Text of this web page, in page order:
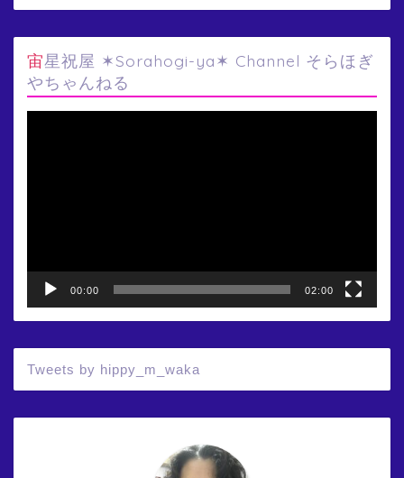
宙星祝屋 ✶Sorahogi-ya✶ Channel そらほぎ
やちゃんねる
00:00 02:00
Tweets by hippy_m_waka